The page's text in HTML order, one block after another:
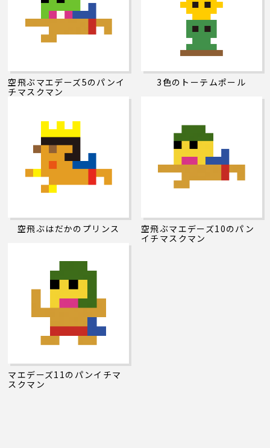
空飛ぶマエデーズ5のパンイ
チマスクマン
3色のトーテムポール
空飛ぶはだかのプリンス
空飛ぶマエデーズ10のパン
イチマスクマン
マエデーズ11のパンイチマ
スクマン